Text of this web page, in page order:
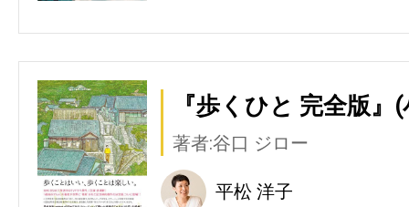
『歩くひと 完全版』
著者:谷口 ジロー
平松 洋子